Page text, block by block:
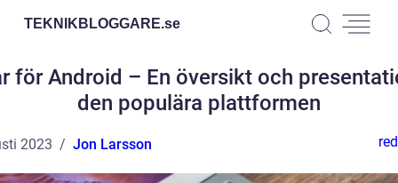
TEKNIKBLOGGARE.se
för Android – En översikt och
den populära plattformen
2023 Jon Larsson